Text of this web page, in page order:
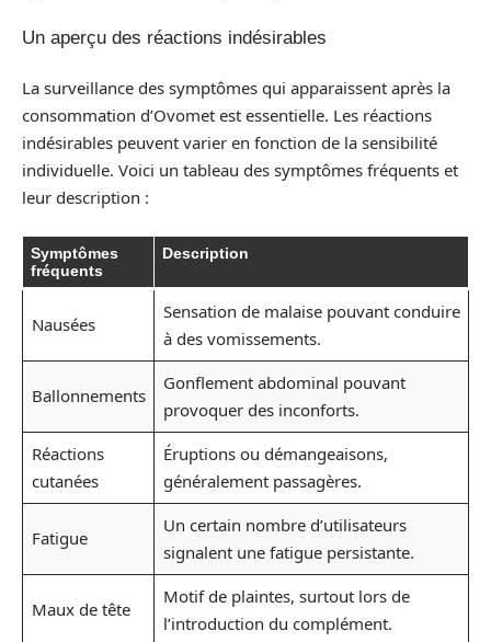
Un aperçu des réactions indésirables
La surveillance des symptômes qui apparaissent après la
consommation d’Ovomet est essentielle. Les réactions
indésirables peuvent varier en fonction de la sensibilité
individuelle. Voici un tableau des symptômes fréquents et
leur description :
Symptômes
fréquents
Description
Nausées
Sensation de malaise pouvant conduire
à des vomissements.
Ballonnements
Gonflement abdominal pouvant
provoquer des inconforts.
Réactions
cutanées
Éruptions ou démangeaisons,
généralement passagères.
Fatigue
Un certain nombre d’utilisateurs
signalent une fatigue persistante.
Maux de tête
Motif de plaintes, surtout lors de
l’introduction du complément.